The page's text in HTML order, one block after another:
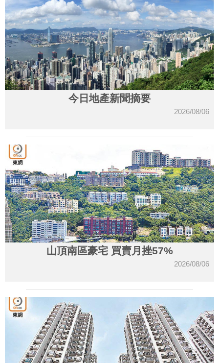
今日地產新聞摘要
2026/08/06
山頂南區豪宅 買賣月挫57%
2026/08/06